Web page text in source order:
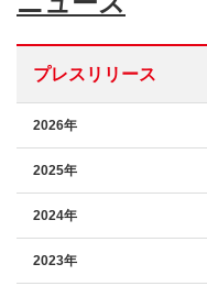
プレスリリース
2026年
2025年
2024年
2023年